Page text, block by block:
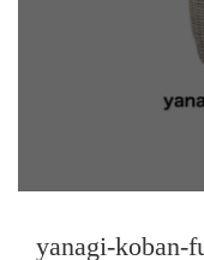
yanagi-koban-